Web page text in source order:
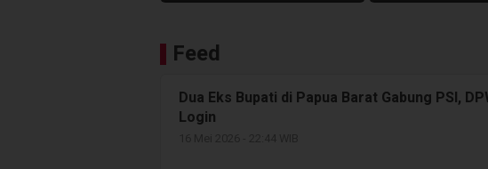
Feed
Dua Eks Bupati di Papua Barat Gabung PSI,
Login